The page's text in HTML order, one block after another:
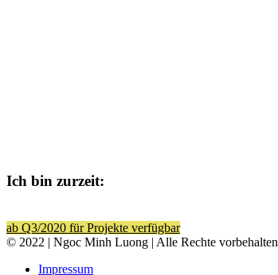
Ich bin zurzeit:
ab Q3/2020 für Projekte verfügbar
© 2022 | Ngoc Minh Luong | Alle Rechte vorbehalten
Impressum